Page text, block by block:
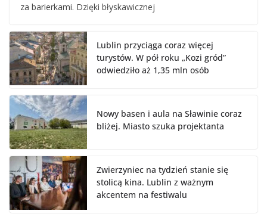
za barierkami. Dzięki błyskawicznej
Lublin przyciąga coraz więcej
turystów. W pół roku „Kozi gród”
odwiedziło aż 1,35 mln osób
Nowy basen i aula na Sławinie coraz
bliżej. Miasto szuka projektanta
Zwierzyniec na tydzień stanie się
stolicą kina. Lublin z ważnym
akcentem na festiwalu